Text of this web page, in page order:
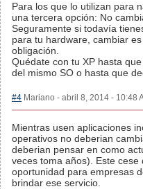
Para los que lo utilizan para
una tercera opción: No
Seguramente si todavía
para tu hardware, cambiar
obligación.
Quédate con tu XP hasta
del mismo SO o hasta que
#4 Mariano - abril 8, 2014 - 10:48
Mientras usen aplicaciones
operativos no deberian
deberian pensar en como
veces toma años). Este
oportunidad para empresas
brindar ese servicio.